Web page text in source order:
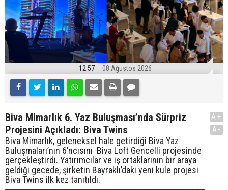
12:57 08 Ağustos 2026
Biva Mimarlık 6. Yaz Buluşması’nda Sürpriz
Projesini Açıkladı: Biva Twins
Biva Mimarlık, geleneksel hale getirdiği Biva Yaz
Buluşmaları’nın 6’ncısını Biva Loft Gencelli projesinde
gerçekleştirdi. Yatırımcılar ve iş ortaklarının bir araya
geldiği gecede, şirketin Bayraklı’daki yeni kule projesi
Biva Twins ilk kez tanıtıldı.
A+
A-